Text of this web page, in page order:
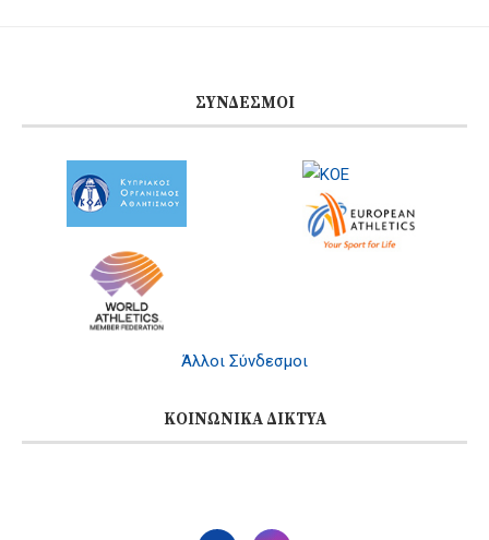
ΣΎΝΔΕΣΜΟΙ
Άλλοι Σύνδεσμοι
ΚΟΙΝΩΝΙΚΆ ΔΊΚΤΥΑ